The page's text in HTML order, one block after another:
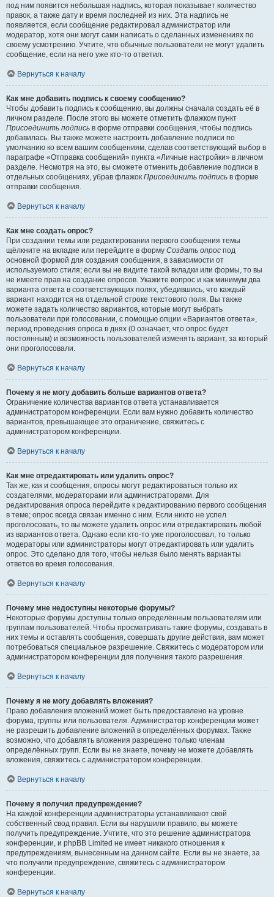
под ним появится небольшая надпись, которая показывает количество
правок, а также дату и время последней из них. Эта надпись не
появляется, если сообщение редактировал администратор или
модератор, хотя они могут сами написать о сделанных изменениях по
своему усмотрению. Учтите, что обычные пользователи не могут удалить
сообщение, если на него уже кто-то ответил.
Вернуться к началу
Как мне добавить подпись к своему сообщению?
Чтобы добавить подпись к сообщению, вы должны сначала создать её в
личном разделе. После этого вы можете отметить флажком пункт
Присоединить подпись в форме отправки сообщения, чтобы подпись
добавилась. Вы также можете настроить добавление подписи по
умолчанию ко всем вашим сообщениям, сделав соответствующий выбор в
параграфе «Отправка сообщений» пункта «Личные настройки» в личном
разделе. Несмотря на это, вы сможете отменить добавление подписи в
отдельных сообщениях, убрав флажок Присоединить подпись в форме
отправки сообщения.
Вернуться к началу
Как мне создать опрос?
При создании темы или редактировании первого сообщения темы
щёлкните на вкладке или перейдите в форму Создать опрос под
основной формой для создания сообщения, в зависимости от
используемого стиля; если вы не видите такой вкладки или формы, то вы
не имеете прав на создание опросов. Укажите вопрос и как минимум два
варианта ответа в соответствующих полях, убедившись, что каждый
вариант находится на отдельной строке текстового поля. Вы также
можете задать количество вариантов, которые могут выбрать
пользователи при голосовании, с помощью опции «Вариантов ответа»,
период проведения опроса в днях (0 означает, что опрос будет
постоянным) и возможность пользователей изменять вариант, за который
они проголосовали.
Вернуться к началу
Почему я не могу добавить больше вариантов ответа?
Ограничение количества вариантов ответа устанавливается
администратором конференции. Если вам нужно добавить количество
вариантов, превышающее это ограничение, свяжитесь с
администратором конференции.
Вернуться к началу
Как мне отредактировать или удалить опрос?
Так же, как и сообщения, опросы могут редактироваться только их
создателями, модераторами или администраторами. Для
редактирования опроса перейдите к редактированию первого сообщения
в теме; опрос всегда связан именно с ним. Если никто не успел
проголосовать, то вы можете удалить опрос или отредактировать любой
из вариантов ответа. Однако если кто-то уже проголосовал, то только
модераторы или администраторы могут отредактировать или удалить
опрос. Это сделано для того, чтобы нельзя было менять варианты
ответов во время голосования.
Вернуться к началу
Почему мне недоступны некоторые форумы?
Некоторые форумы доступны только определённым пользователям или
группам пользователей. Чтобы просматривать такие форумы, создавать в
них темы и оставлять сообщения, совершать другие действия, вам может
потребоваться специальное разрешение. Свяжитесь с модератором или
администратором конференции для получения такого разрешения.
Вернуться к началу
Почему я не могу добавлять вложения?
Право добавления вложений может быть предоставлено на уровне
форума, группы или пользователя. Администратор конференции может
не разрешить добавление вложений в определённых форумах. Также
возможно, что добавлять вложения разрешено только членам
определённых групп. Если вы не знаете, почему не можете добавлять
вложения, свяжитесь с администратором конференции.
Вернуться к началу
Почему я получил предупреждение?
На каждой конференции администраторы устанавливают свой
собственный свод правил. Если вы нарушили правило, вы можете
получить предупреждение. Учтите, что это решение администратора
конференции, и phpBB Limited не имеет никакого отношения к
предупреждениям, вынесенным на данном сайте. Если вы не знаете, за
что получили предупреждение, свяжитесь с администратором
конференции.
Вернуться к началу